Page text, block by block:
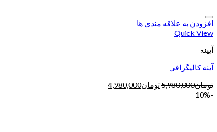
افزودن به علاقه مندی ها
Quick View
آیینه
آینه کالیگرافی
تومان5,980,000تومان4,980,000
-10%